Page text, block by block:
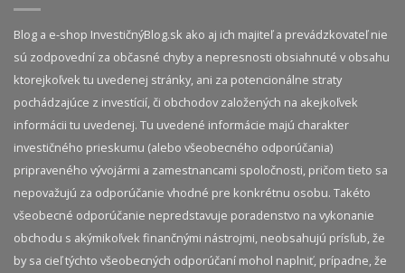
Blog a e-shop InvestičnýBlog.sk ako aj ich majiteľ a prevádzkovateľ nie
sú zodpovední za občasné chyby a nepresnosti obsiahnuté v obsahu
ktorejkoľvek tu uvedenej stránky, ani za potencionálne straty
pochádzajúce z investícií, či obchodov založených na akejkoľvek
informácii tu uvedenej. Tu uvedené informácie majú charakter
investičného prieskumu (alebo všeobecného odporúčania)
pripraveného vývojármi a zamestnancami spoločnosti, pričom tieto sa
nepovažujú za odporúčanie vhodné pre konkrétnu osobu. Takéto
všeobecné odporúčanie nepredstavuje poradenstvo na vykonanie
obchodu s akýmikoľvek finančnými nástrojmi, neobsahujú prísľub, že
by sa cieľ týchto všeobecných odporúčaní mohol naplniť, prípadne, že